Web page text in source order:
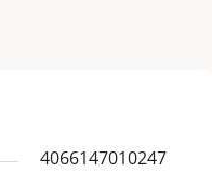
4066147010247